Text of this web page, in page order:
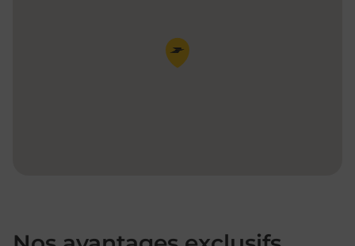
Pin de la carte